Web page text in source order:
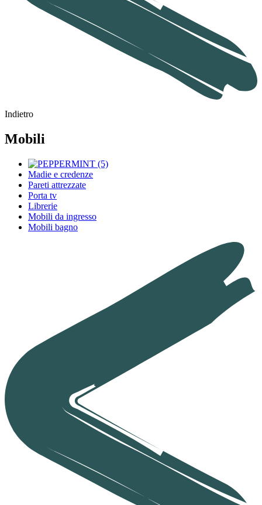
Indietro
Mobili
Madie e credenze
Pareti attrezzate
Porta tv
Librerie
Mobili da ingresso
Mobili bagno